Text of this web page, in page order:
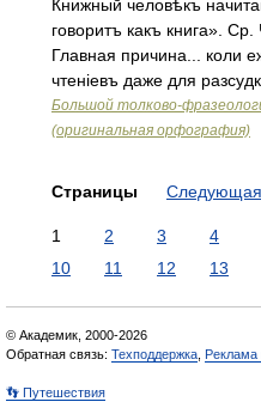
Книжный человѣкъ
говоритъ какъ книга». Ср.
Главная причина... коли
чтеніевъ даже для
Большой толково-
(оригинальная орфография)
Страницы Следующая
1 2 3 4
10
11 12 13
© Академик, 2000-2026
Обратная связь: Техподдержка Реклама
👣 Путешествия